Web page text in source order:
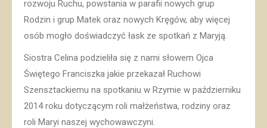
rozwoju Ruchu, powstania w parafii nowych grup
Rodzin i grup Matek oraz nowych Kręgów, aby więcej
osób mogło doświadczyć łask ze spotkań z Maryją.
Siostra Celina podzieliła się z nami słowem Ojca
Świętego Franciszka jakie przekazał Ruchowi
Szensztackiemu na spotkaniu w Rzymie w październiku
2014 roku dotyczącym roli małżeństwa, rodziny oraz
roli Maryi naszej wychowawczyni.